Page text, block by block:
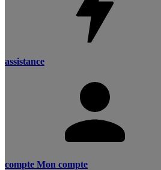
assistance
compte Mon compte